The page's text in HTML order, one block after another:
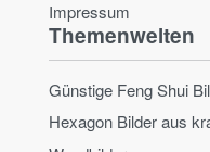
Impressum
Themenwelten
Günstige Feng Shui
Hexagon Bilder aus